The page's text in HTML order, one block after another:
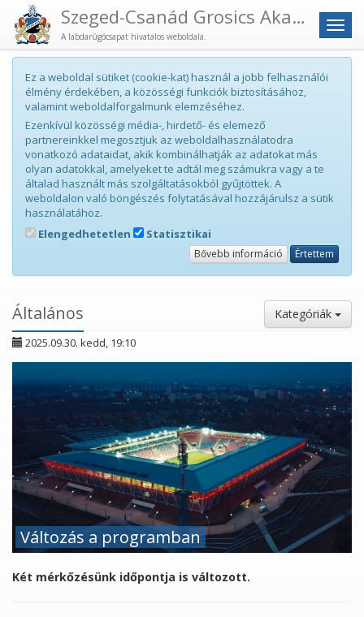
Menü
Szeged-Csanád Grosics Akadémia
A labdarúgócsapat hivatalos weboldala.
Ez a weboldal sütiket (cookie-kat) használ a jobb felhasználói
élmény érdekében, a közösségi funkciók biztosításához,
valamint weboldalforgalmunk elemzéséhez.
Ezenkívül közösségi média-, hirdető- és elemező
partnereinkkel megosztjuk az weboldalhasználatodra
vonatkozó adataidat, akik kombinálhatják az adatokat más
olyan adatokkal, amelyeket te adtál meg számukra vagy a te
általad használt más szolgáltatásokból gyűjtöttek. A
weboldalon való böngészés folytatásával hozzájárulsz a sütik
használatához.
Elengedhetetlen
Statisztikai
Bővebb információ Értettem
Általános Kategóriák
2025.09.30. kedd, 19:10
Változás a programban
Két mérkőzésünk időpontja is változott.